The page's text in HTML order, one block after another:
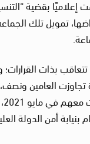
عرفت إعلاميًا بقضية
تمويل تلك
بذات
العامين